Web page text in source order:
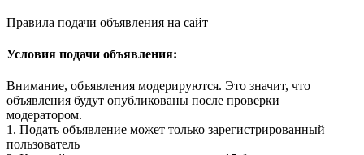
Правила подачи объявления на сайт
Условия подачи объявления:
Внимание, объявления модерируются. Это значит, что
объявления будут опубликованы после проверки
модератором.
1. Подать объявление может только зарегистрированный
пользователь